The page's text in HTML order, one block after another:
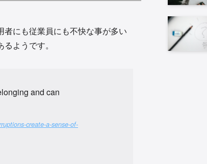
にも従業員にも不快な事が多い
ようです。
and can
create-a-sense-of-